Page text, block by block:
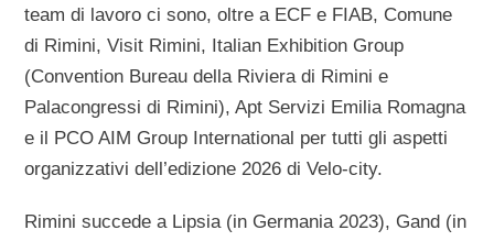
team di lavoro ci sono, oltre a ECF e FIAB, Comune
di Rimini, Visit Rimini, Italian Exhibition Group
(Convention Bureau della Riviera di Rimini e
Palacongressi di Rimini), Apt Servizi Emilia Romagna
e il PCO AIM Group International per tutti gli aspetti
organizzativi dell’edizione 2026 di Velo-city.
Rimini succede a Lipsia (in Germania 2023), Gand (in